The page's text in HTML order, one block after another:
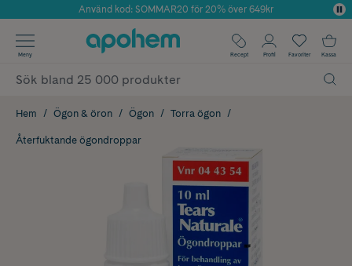
Årets Butik 2025 inom Skönhet
Använd kod: SOMMAR20 för 20% över 649kr
✓ Fri frakt
✓ Poäng på alla köp*
Meny Recept Profil Favoriter Kassa
Hem Ögon & öron Ögon Torra ögon
Återfuktande ögondroppar